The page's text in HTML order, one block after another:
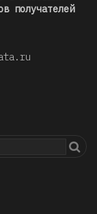
получателей